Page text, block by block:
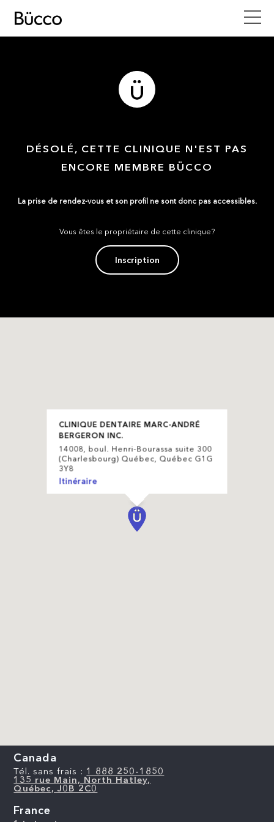
DÉSOLÉ, CETTE CLINIQUE N'EST PAS
ENCORE MEMBRE BÜCCO
La prise de rendez-vous et son profil ne sont donc pas accessibles.
Vous êtes le propriétaire de cette clinique?
Inscription
CLINIQUE DENTAIRE MARC-ANDRÉ
BERGERON INC.
14008, boul. Henri-Bourassa suite 300
(Charlesbourg) Québec, Québec G1G
3Y8
Itinéraire
Canada
Tél. sans frais : 1 888 250-1850
135 rue Main, North Hatley,
Québec, J0B 2C0
France